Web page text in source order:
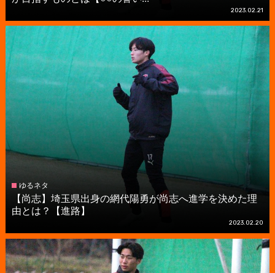
2023.02.21
ゆるネタ
【尚志】埼玉県出身の網代陽勇が尚志へ進学を決めた理
由とは？【進路】
2023.02.20